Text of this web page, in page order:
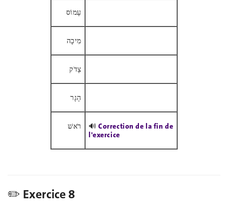
עָמוֹס
מִיכָה
צָדֹק
הָגָר
רֹאשׁ 🔊Correction de la fin de
l'exercice
✏️ Exercice 8